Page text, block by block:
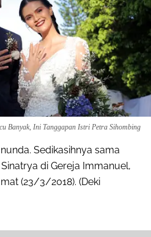
Banyak, Ini Tanggapan Istri Petra Sihombing
Sedikasihnya sama
di Gereja Immanuel,
(23/3/2018). (Deki